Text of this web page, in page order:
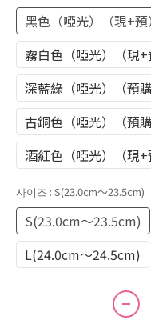
黑色（啞光）（現+預）
霧白色（啞光）（現+
深藍綠（啞光）（預購
古銅色（啞光）（預購
酒紅色（啞光）（現+
사이즈 : S(23.0cm～23.5cm)
S(23.0cm～23.5cm)
L(24.0cm～24.5cm)